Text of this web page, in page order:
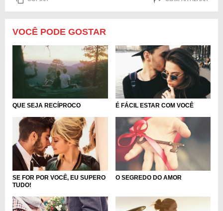
VOCÊ PODE GOSTAR
QUE SEJA RECÍPROCO É FÁCIL ESTAR COM VOCÊ
SE FOR POR VOCÊ, EU SUPERO
TUDO!
O SEGREDO DO AMOR